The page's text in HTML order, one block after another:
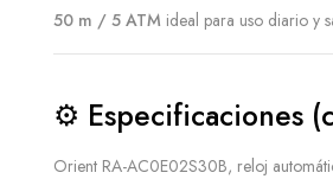
50 m / 5 ATM ideal para uso diario y
⚙️ Especificaciones
Orient RA-AC0E02S30B, reloj